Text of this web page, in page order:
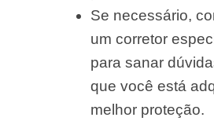
Se necessário,
um corretor
para sanar
que você está
melhor proteção.